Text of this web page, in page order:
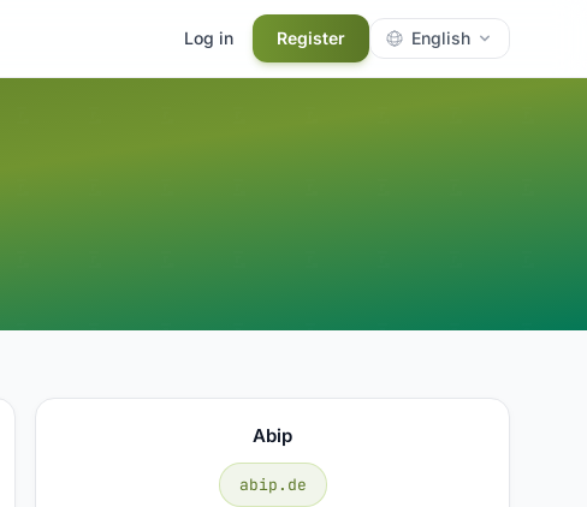
Log in Register English
Abip
abip.de